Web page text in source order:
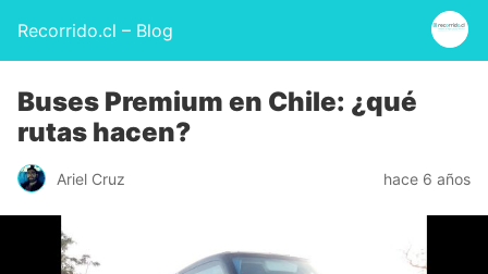
Recorrido.cl – Blog
Buses Premium en Chile: ¿qué
rutas hacen?
Ariel Cruz hace 6 años